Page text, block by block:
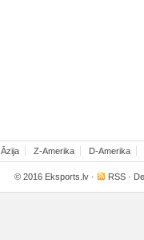
Āzija Z-Amerika D-Amerika
© 2016 Eksports.lv · RSS ·